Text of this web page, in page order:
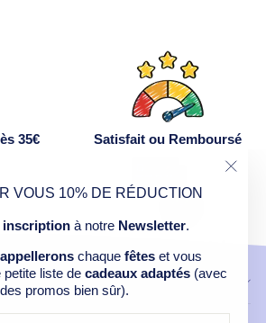
VOUS 10% DE RÉDUCTION
inscriptionà notre Newsletter.
chaque fêteset vous
petite liste de cadeaux adaptés(avec
des promos bien sûr).
35€ Satisfait ou Remboursé
CONTACT